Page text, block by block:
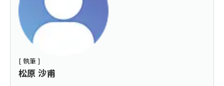
[ 執筆 ]
松原 沙甫